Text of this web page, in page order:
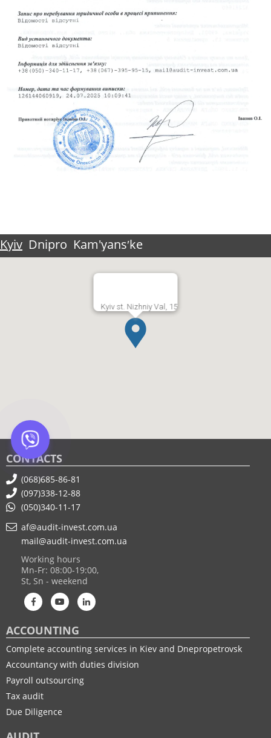
Kyiv Dnipro Kam'yansʹke
Kyiv st. Nizhniy Val, 15
CONTACTS
(068)685-86-81
(097)338-12-88
(050)340-11-17
af@audit-invest.com.ua
mail@audit-invest.com.ua
Working hours
Mn-Fr: 08:00-19:00,
St, Sn - weekend
ACCOUNTING
Complete accounting services in Kiev and Dnepropetrovsk
Accountancy with duties division
Payroll outsourcing
Tax audit
Due Diligence